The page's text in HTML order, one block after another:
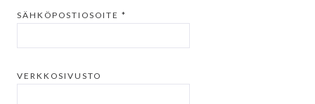
SÄHKÖPOSTIOSOITE *
VERKKOSIVUSTO